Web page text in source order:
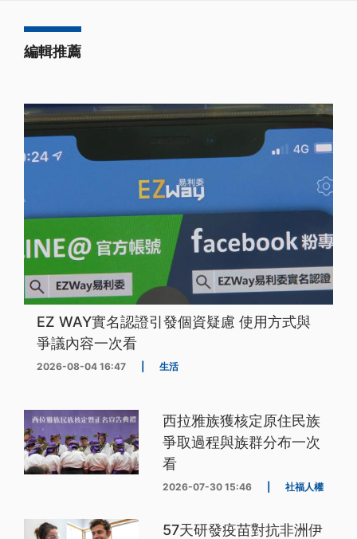
編輯推薦
EZ WAY實名認證引發個資疑慮 使用方式與
爭議內容一次看
2026-08-04 16:47 生活
西拉雅族獲核定原住民族
爭取過程與族群分布一次
看
2026-07-30 15:46 社福人權
57天研發疫苗對抗非洲伊